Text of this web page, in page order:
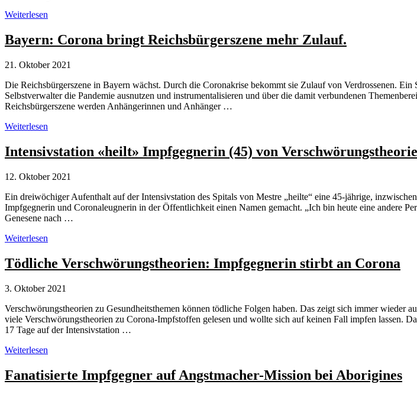
Verschwörungstheorien
Coronakrise
in
Weiterlesen
Bayern: Corona bringt Reichsbürgerszene mehr Zulauf.
21. Oktober 2021
Die Reichsbürgerszene in Bayern wächst. Durch die Coronakrise bekommt sie Zulauf von Verdrossenen. Ein
Selbstverwalter die Pandemie ausnutzen und instrumentalisieren und über die damit verbundenen
Reichsbürgerszene werden Anhängerinnen und Anhänger …
Bayern:
bringt
Reichsbürgerszene
Zulauf.
Weiterlesen
Intensivstation «heilt» Impfgegnerin (45) von
12. Oktober 2021
Ein dreiwöchiger Aufenthalt auf der Intensivstation des Spitals von Mestre „heilte“ eine 45-jährige,
Impfgegnerin und Coronaleugnerin in der Öffentlichkeit einen Namen gemacht. „Ich bin heute eine andere
Genesene nach …
Intensivstation
Impfgegnerin
(45)
Verschwörungstheorien
Weiterlesen
Tödliche Verschwörungstheorien: Impfgegnerin stirbt an Corona
3. Oktober 2021
Verschwörungstheorien zu Gesundheitsthemen können tödliche Folgen haben. Das zeigt sich immer
viele Verschwörungstheorien zu Corona-Impfstoffen gelesen und wollte sich auf keinen Fall impfen
17 Tage auf der Intensivstation …
Tödliche
Impfgegnerin
stirbt
Weiterlesen
Fanatisierte Impfgegner auf Angstmacher-Mission bei Aborigines